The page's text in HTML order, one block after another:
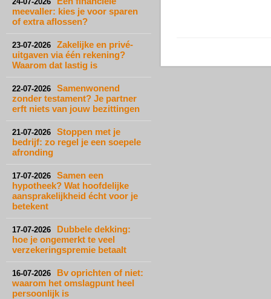
meevaller: kies je voor sparen
of extra aflossen?
23-07-2026
Zakelijke en privé-
uitgaven via één rekening?
Waarom dat lastig is
22-07-2026
Samenwonend
zonder testament? Je partner
erft niets van jouw bezittingen
21-07-2026
Stoppen met je
bedrijf: zo regel je een soepele
afronding
17-07-2026
Samen een
hypotheek? Wat hoofdelijke
aansprakelijkheid écht voor je
betekent
17-07-2026
Dubbele dekking:
hoe je ongemerkt te veel
verzekeringspremie betaalt
16-07-2026
Bv oprichten of niet:
waarom het omslagpunt heel
persoonlijk is